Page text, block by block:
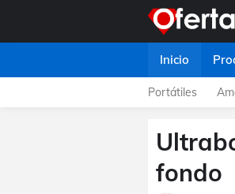
Inicio
Portátiles
fondo